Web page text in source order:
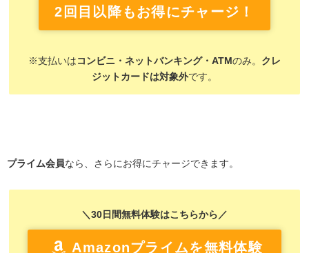
2回目以降もお得にチャージ！
※支払いは コンビニ・ネットバンキング・ATMのみ。 クレ
ジットカードは対象外です。
プライム会員なら、さらにお得にチャージできます。
＼30日間無料体験はこちらから／
Amazonプライムを無料体験